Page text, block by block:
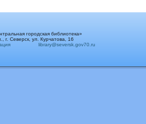
городская библиотека»
г. Северск, ул. Курчатова, 16
library@seversk.gov70.ru